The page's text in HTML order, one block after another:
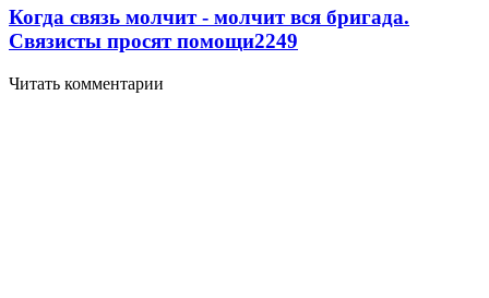
Когда связь молчит - молчит вся бригада.
Связисты просят помощи2249
Читать комментарии